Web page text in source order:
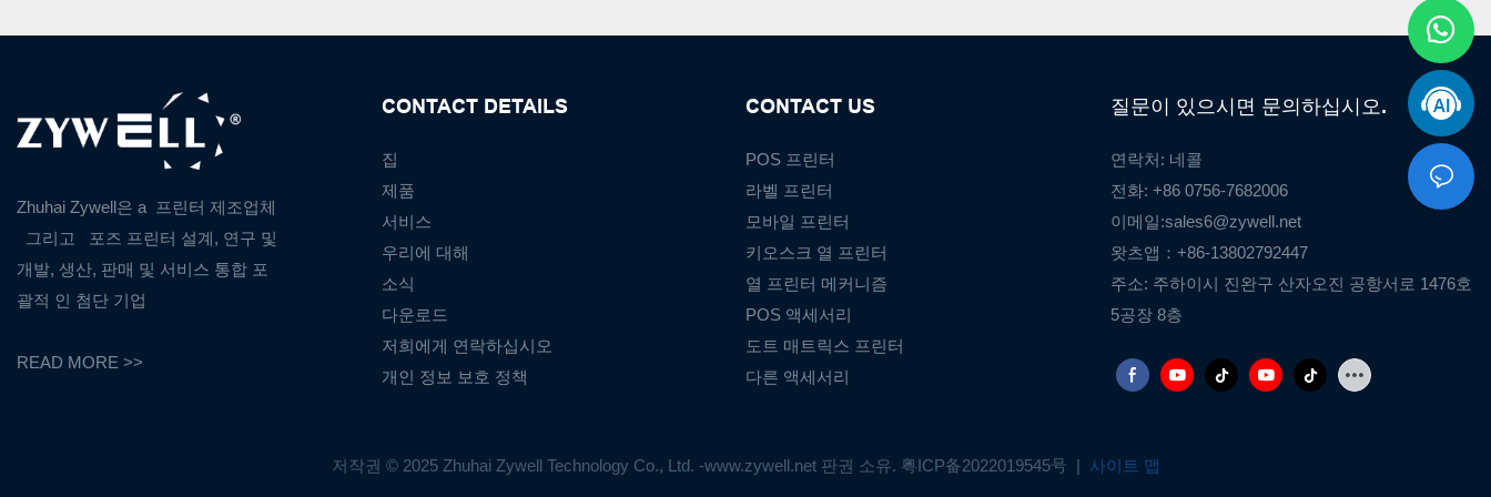
Zhuhai Zywell은 a 프린터 제조업체
그리고
포즈 프린터 설계, 연구 및
개발, 생산, 판매 및 서비스 통합 포
괄적 인 첨단 기업
READ MORE >>
CONTACT DETAILS
집
제품
서비스
우리에 대해
소식
다운로드
저희에게 연락하십시오
개인 정보 보호 정책
CONTACT US
POS 프린터
라벨 프린터
모바일 프린터
키오스크 열 프린터
열 프린터 메커니즘
POS 액세서리
도트 매트릭스 프린터
다른 액세서리
질문이 있으시면 문의하십시오.
연락처: 네콜
전화: +86 0756-7682006
이메일:sales6@zywell.net
왓츠앱：+86-13802792447
주소: 주하이시 진완구 산자오진 공항서로 1476호
5공장 8층
저작권 © 2025 Zhuhai Zywell Technology Co., Ltd. -www.zywell.net 판권 소유. 粤ICP备2022019545号 | 사이트 맵